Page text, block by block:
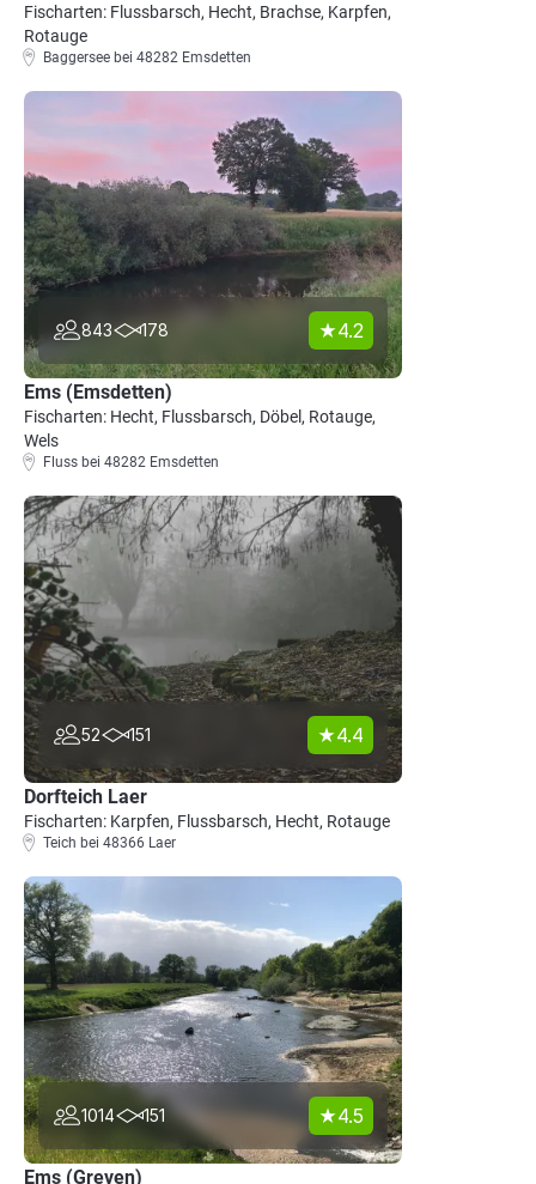
Fischarten: Flussbarsch, Hecht, Brachse, Karpfen,
Rotauge
Baggersee bei 48282 Emsdetten
843 178 4.2
Ems (Emsdetten)
Fischarten: Hecht, Flussbarsch, Döbel, Rotauge,
Wels
Fluss bei 48282 Emsdetten
52 151 4.4
Dorfteich Laer
Fischarten: Karpfen, Flussbarsch, Hecht, Rotauge
Teich bei 48366 Laer
1014 151 4.5
Ems (Greven)